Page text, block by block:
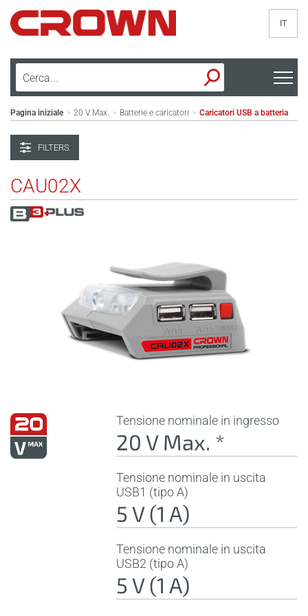
IT
Pagina iniziale > 20 V Max. > Batterie e caricatori > Caricatori USB a batteria
FILTERS
CAU02X
Tensione nominale in ingresso
20 V Max. *
Tensione nominale in uscita
USB1 (tipo A)
5 V (1 A)
Tensione nominale in uscita
USB2 (tipo A)
5 V (1 A)